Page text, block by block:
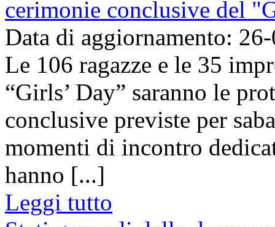
cerimonie conclusive del
Data di aggiornamento:
Le 106 ragazze e le 35
“Girls’ Day” saranno le
conclusive previste per
momenti di incontro
hanno [...]
Leggi tutto